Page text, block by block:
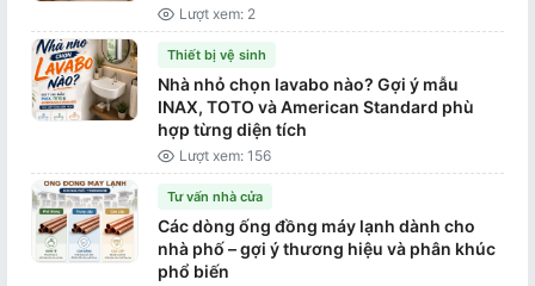
Lượt xem: 2
Thiết bị vệ sinh
Nhà nhỏ chọn lavabo nào? Gợi ý mẫu
INAX, TOTO và American Standard phù
hợp từng diện tích
Lượt xem: 156
Tư vấn nhà cửa
Các dòng ống đồng máy lạnh dành cho
nhà phố – gợi ý thương hiệu và phân khúc
phổ biến